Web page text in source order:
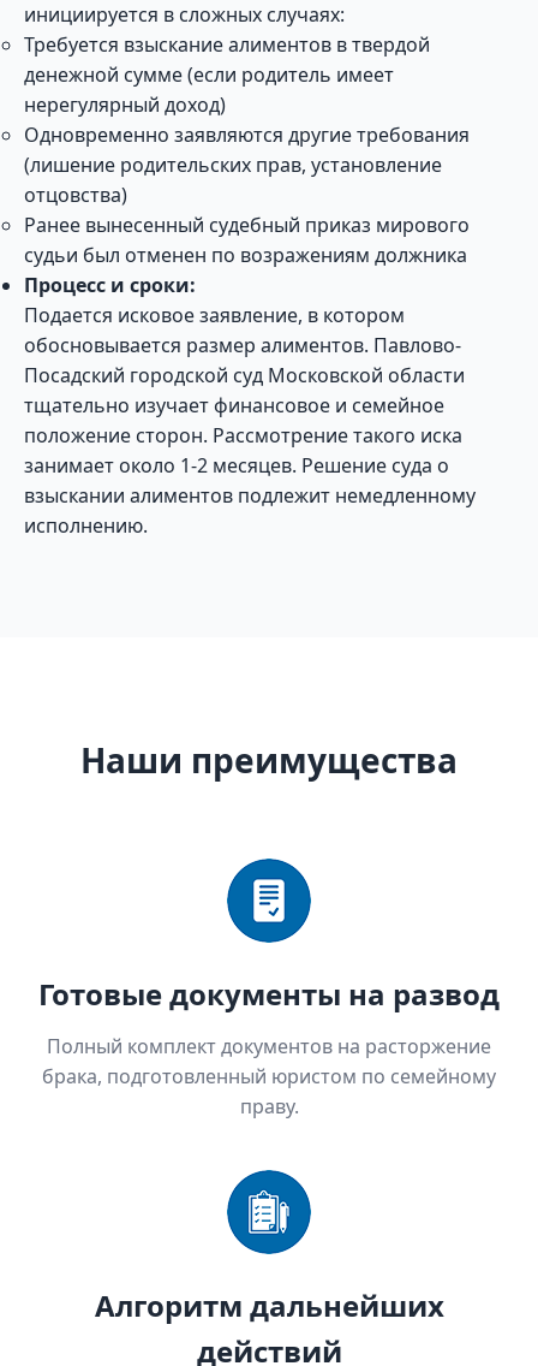
инициируется в сложных случаях:
Требуется взыскание алиментов в твердой
денежной сумме (если родитель имеет
нерегулярный доход)
Одновременно заявляются другие требования
(лишение родительских прав, установление
отцовства)
Ранее вынесенный судебный приказ мирового
судьи был отменен по возражениям должника
Процесс и сроки:
Подается исковое заявление, в котором
обосновывается размер алиментов. Павлово-
Посадский городской суд Московской области
тщательно изучает финансовое и семейное
положение сторон. Рассмотрение такого иска
занимает около 1-2 месяцев. Решение суда о
взыскании алиментов подлежит немедленному
исполнению.
Наши преимущества
Готовые документы на развод
Полный комплект документов на расторжение
брака, подготовленный юристом по семейному
праву.
Алгоритм дальнейших
действий